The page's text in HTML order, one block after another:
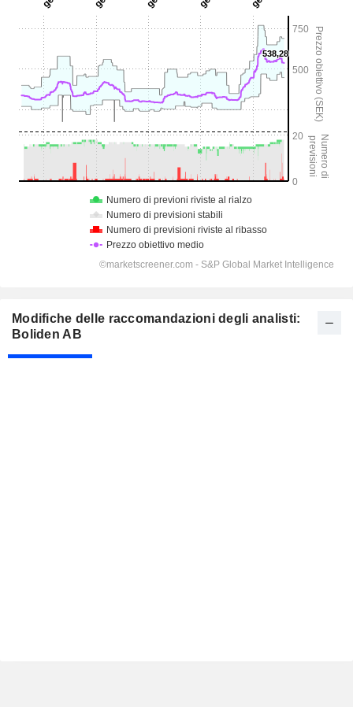
Modifiche delle raccomandazioni degli analisti:
Boliden AB